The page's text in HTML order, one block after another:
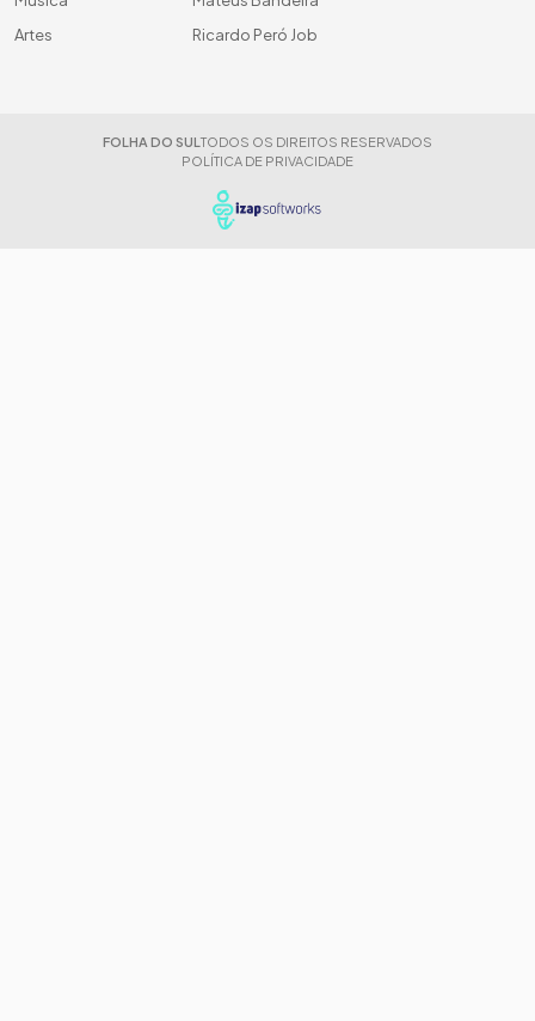
Artes
Ricardo Peró Job
FOLHA DO SUL TODOS OS DIREITOS RESERVADOS
POLÍTICA DE PRIVACIDADE